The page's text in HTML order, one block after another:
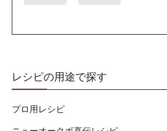
レシピの用途で探す
プロ用レシピ